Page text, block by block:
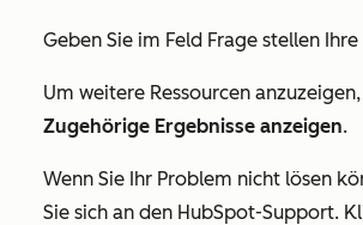
Geben Sie im Feld Frage stellen Ihre
Um weitere Ressourcen
Zugehörige Ergebnisse anzeigen.
Wenn Sie Ihr Problem nicht lösen
Sie sich an den HubSpot-Support.